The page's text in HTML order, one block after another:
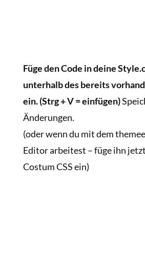
Füge den Code in deine
unterhalb des bereits
ein. (Strg + V = einfügen)
Änderungen.
(oder wenn du mit dem
Editor arbeitest – füge ihn
Costum CSS ein)